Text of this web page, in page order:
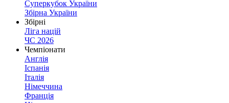
Суперкубок України
Збірна України
Збірні
Ліга націй
ЧС 2026
Чемпіонати
Англія
Іспанія
Італія
Німеччина
Франція